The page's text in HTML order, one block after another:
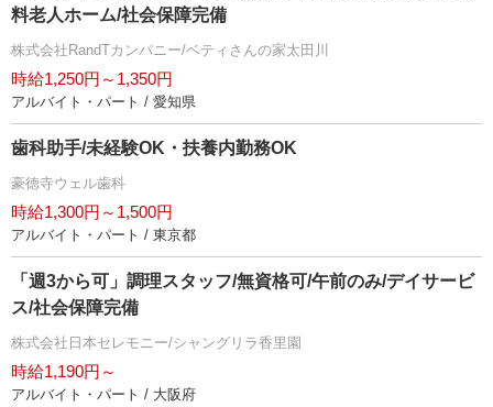
料老人ホーム/社会保障完備
株式会社RandTカンパニー/ベティさんの家太田川
時給1,250円～1,350円
アルバイト・パート / 愛知県
歯科助手/未経験OK・扶養内勤務OK
豪徳寺ウェル歯科
時給1,300円～1,500円
アルバイト・パート / 東京都
「週3から可」調理スタッフ/無資格可/午前のみ/デイサービ
ス/社会保障完備
株式会社日本セレモニー/シャングリラ香里園
時給1,190円～
アルバイト・パート / 大阪府